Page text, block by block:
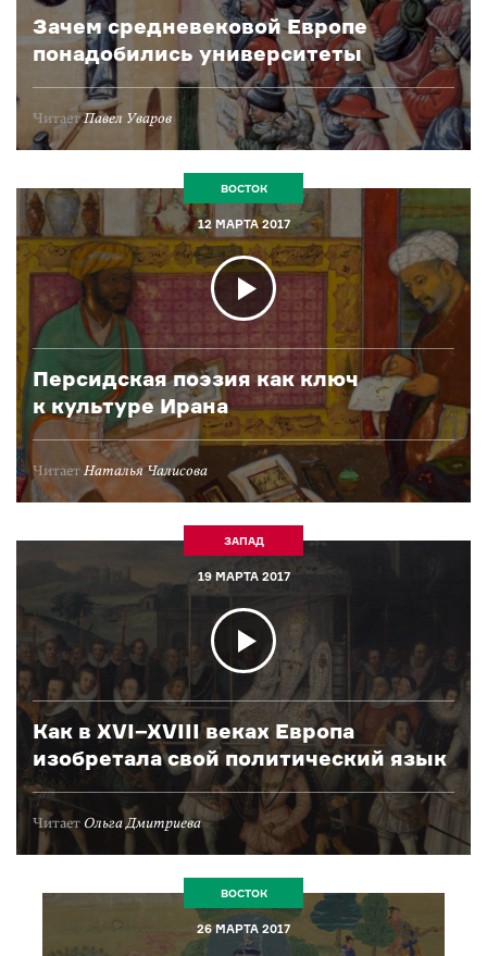
Зачем средневековой Европе
понадобились университеты
ЧитаетПавел Уваров
ВОСТОК
12 МАРТА 2017
Персидская поэзия как ключ
к культуре Ирана
ЧитаетНаталья Чалисова
ЗАПАД
19 МАРТА 2017
Как в XVI–XVIII веках Европа
изобретала свой политический язык
Читает Ольга Дмитриева
ВОСТОК
26 МАРТА 2017